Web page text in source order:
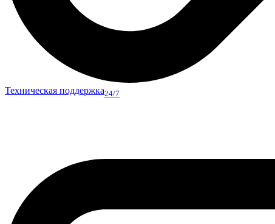
Техническая поддержка24/7